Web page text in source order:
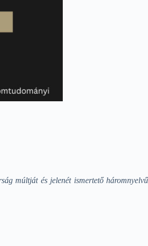
múltját és jelenét ismertető háromnyelvű